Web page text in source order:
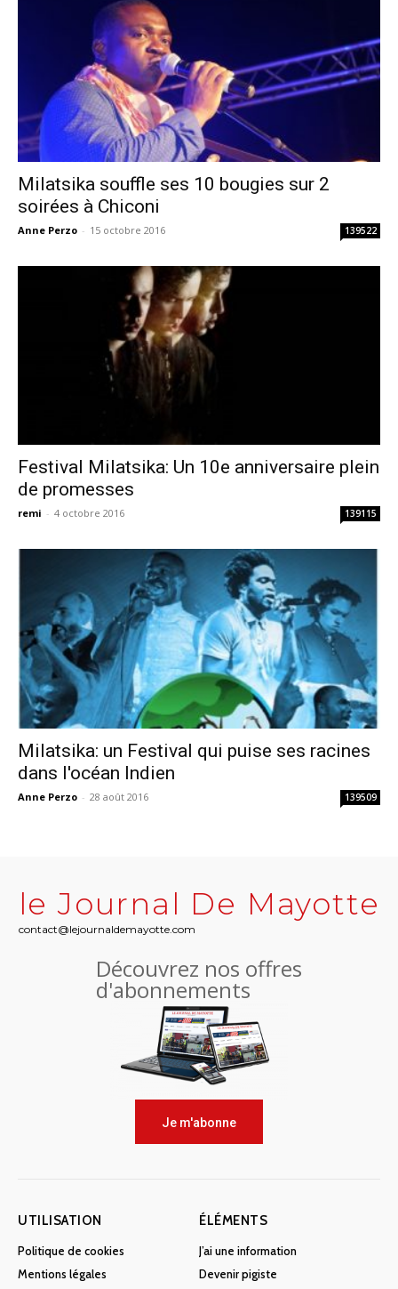
Milatsika souffle ses 10 bougies sur 2
soirées à Chiconi
Anne Perzo - 15 octobre 2016 139522
Festival Milatsika: Un 10e anniversaire plein
de promesses
remi - 4 octobre 2016 139115
Milatsika: un Festival qui puise ses racines
dans l'océan Indien
Anne Perzo - 28 août 2016 139509
le Journal De Mayotte
contact@lejournaldemayotte.com
Découvrez nos offres
d'abonnements
Je m'abonne
UTILISATION
Politique de cookies
Mentions légales
ÉLÉMENTS
J’ai une information
Devenir pigiste